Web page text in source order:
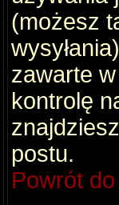
(możesz
zawarte
kontrolę
postu.
Powrót